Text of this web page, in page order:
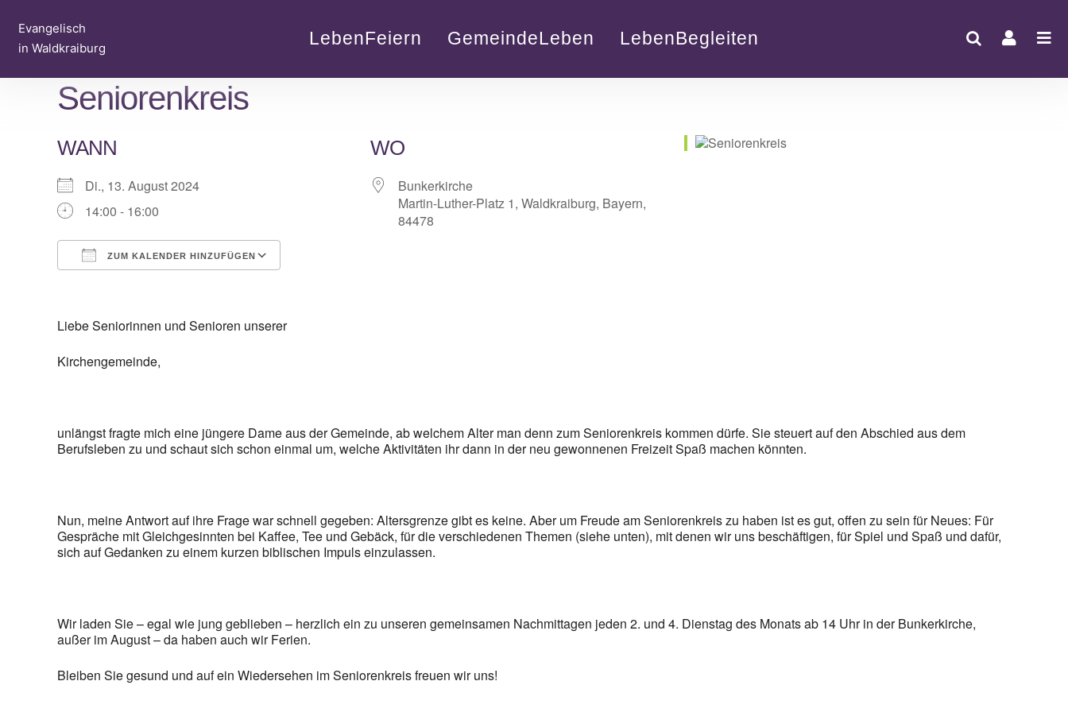
Inhalt
springen
Evangelisch
in Waldkraiburg
LebenFeiern GemeindeLeben LebenBegleiten
Seniorenkreis
WANN
Di., 13. August 2024
14:00 - 16:00
ZUM KALENDER HINZUFÜGEN
WO
Bunkerkirche
Martin-Luther-Platz 1, Waldkraiburg, Bayern,
84478
Liebe Seniorinnen und Senioren unserer
Kirchengemeinde,
unlängst fragte mich eine jüngere Dame aus der Gemeinde, ab welchem Alter man denn zum Seniorenkreis kommen dürfe. Sie steuert auf den Abschied aus dem
Berufsleben zu und schaut sich schon einmal um, welche Aktivitäten ihr dann in der neu gewonnenen Freizeit Spaß machen könnten.
Nun, meine Antwort auf ihre Frage war schnell gegeben: Altersgrenze gibt es keine. Aber um Freude am Seniorenkreis zu haben ist es gut, offen zu sein für Neues: Für
Gespräche mit Gleichgesinnten bei Kaffee, Tee und Gebäck, für die verschiedenen Themen (siehe unten), mit denen wir uns beschäftigen, für Spiel und Spaß und dafür,
sich auf Gedanken zu einem kurzen biblischen Impuls einzulassen.
Wir laden Sie – egal wie jung geblieben – herzlich ein zu unseren gemeinsamen Nachmittagen jeden 2. und 4. Dienstag des Monats ab 14 Uhr in der Bunkerkirche,
außer im August – da haben auch wir Ferien.
Bleiben Sie gesund und auf ein Wiedersehen im Seniorenkreis freuen wir uns!